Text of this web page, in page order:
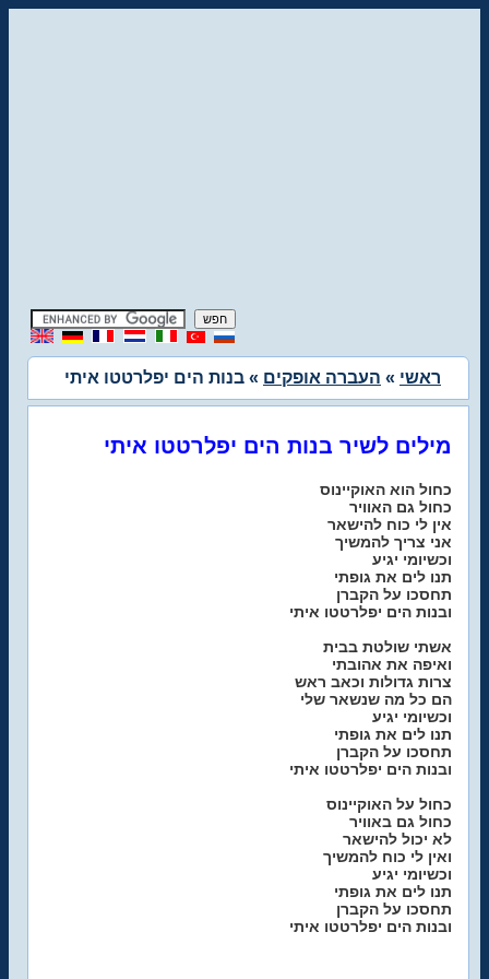
ראשי » העברה אופקים » בנות הים יפלרטטו איתי
מילים לשיר בנות הים יפלרטטו איתי
כחול הוא האוקיינוס
כחול גם האוויר
אין לי כוח להישאר
אני צריך להמשיך
וכשיומי יגיע
תנו לים את גופתי
תחסכו על הקברן
ובנות הים יפלרטטו איתי
אשתי שולטת בבית
ואיפה את אהובתי
צרות גדולות וכאב ראש
הם כל מה שנשאר שלי
וכשיומי יגיע
תנו לים את גופתי
תחסכו על הקברן
ובנות הים יפלרטטו איתי
כחול על האוקיינוס
כחול גם באוויר
לא יכול להישאר
ואין לי כוח להמשיך
וכשיומי יגיע
תנו לים את גופתי
תחסכו על הקברן
ובנות הים יפלרטטו איתי